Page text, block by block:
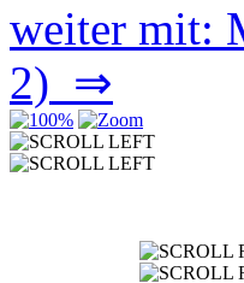
weiter mit:
2) ⇒